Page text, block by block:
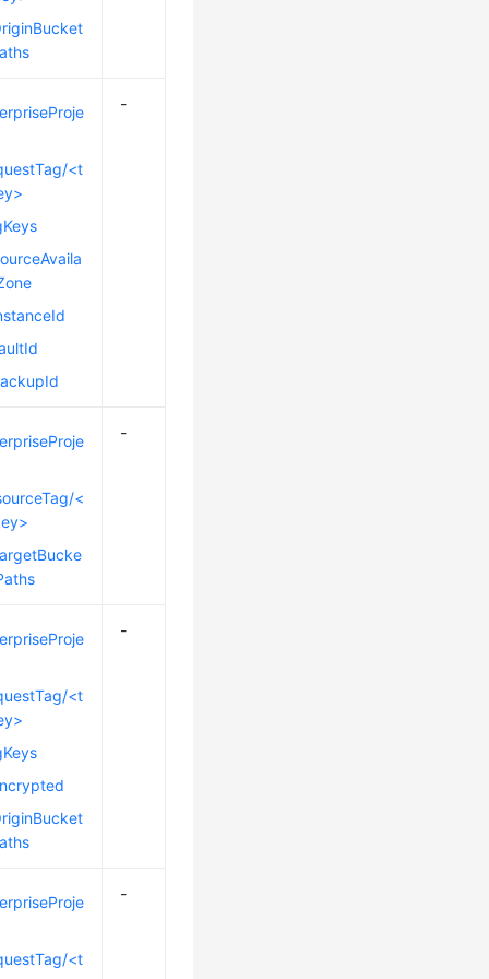
<t
-
<
-
<t
-
<t
-